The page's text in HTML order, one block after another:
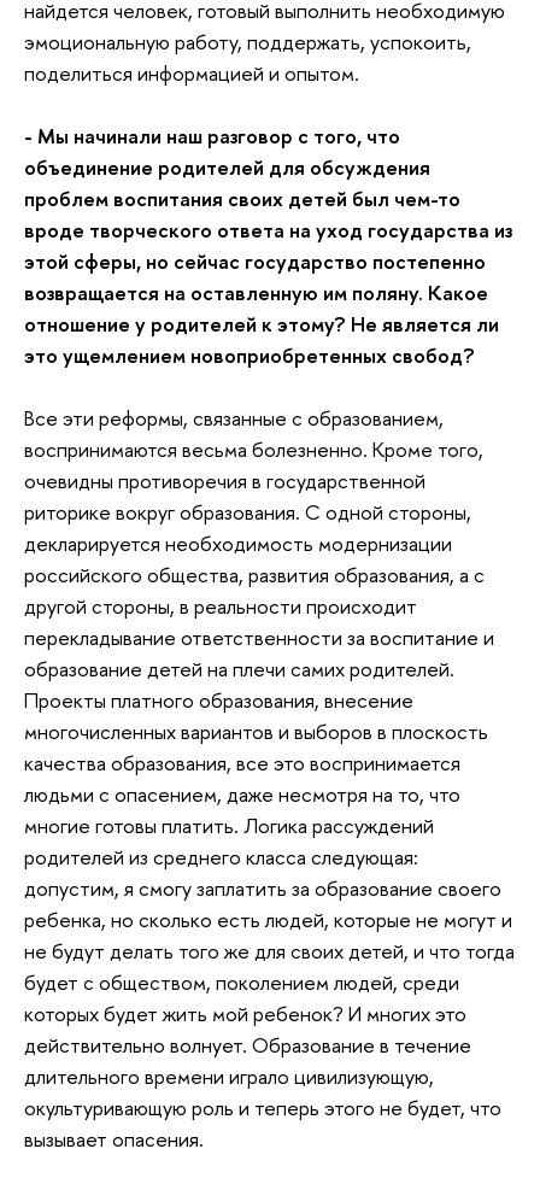
найдется человек, готовый выполнить необходимую
эмоциональную работу, поддержать, успокоить,
поделиться информацией и опытом.
- Мы начинали наш разговор с того, что
объединение родителей для обсуждения
проблем воспитания своих детей был чем-то
вроде творческого ответа на уход государства из
этой сферы, но сейчас государство постепенно
возвращается на оставленную им поляну. Какое
отношение у родителей к этому? Не является ли
это ущемлением новоприобретенных свобод?
Все эти реформы, связанные с образованием,
воспринимаются весьма болезненно. Кроме того,
очевидны противоречия в государственной
риторике вокруг образования. С одной стороны,
декларируется необходимость модернизации
российского общества, развития образования, а с
другой стороны, в реальности происходит
перекладывание ответственности за воспитание и
образование детей на плечи самих родителей.
Проекты платного образования, внесение
многочисленных вариантов и выборов в плоскость
качества образования, все это воспринимается
людьми с опасением, даже несмотря на то, что
многие готовы платить. Логика рассуждений
родителей из среднего класса следующая:
допустим, я смогу заплатить за образование своего
ребенка, но сколько есть людей, которые не могут и
не будут делать того же для своих детей, и что тогда
будет с обществом, поколением людей, среди
которых будет жить мой ребенок? И многих это
действительно волнует. Образование в течение
длительного времени играло цивилизующую,
окультуривающую роль и теперь этого не будет, что
вызывает опасения.